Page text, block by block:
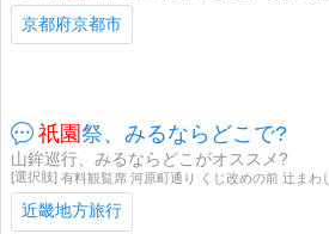
京都府京都市
祇園祭、みるならどこで?
山鉾巡行、みるならどこがオススメ?
有料観覧席 河原町通り くじ改めの前 辻まわし エアコ
近畿地方旅行